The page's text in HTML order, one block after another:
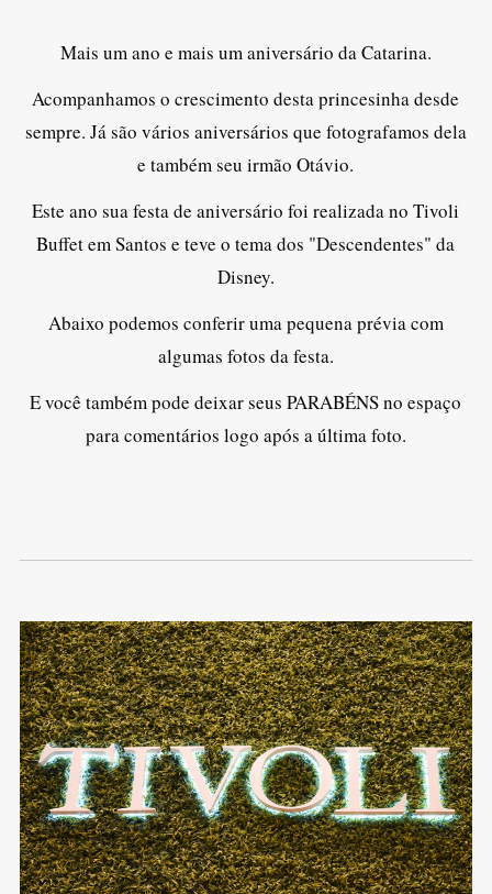
Mais um ano e mais um aniversário da Catarina.
Acompanhamos o crescimento desta princesinha desde
sempre. Já são vários aniversários que fotografamos dela
e também seu irmão Otávio.
Este ano sua festa de aniversário foi realizada no Tivoli
Buffet em Santos e teve o tema dos "Descendentes" da
Disney.
Abaixo podemos conferir uma pequena prévia com
algumas fotos da festa.
E você também pode deixar seus PARABÉNS no espaço
para comentários logo após a última foto.